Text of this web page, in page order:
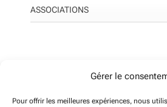
Gérer le
Pour offrir les meilleures expériences, nous
ASSOCIATIONS